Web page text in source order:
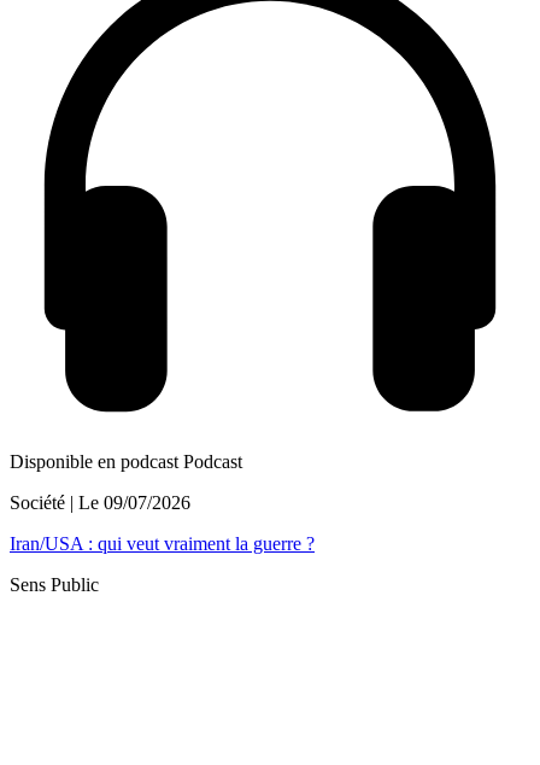
Disponible en podcast Podcast
Société | Le 09/07/2026
Iran/USA : qui veut vraiment la guerre ?
Sens Public